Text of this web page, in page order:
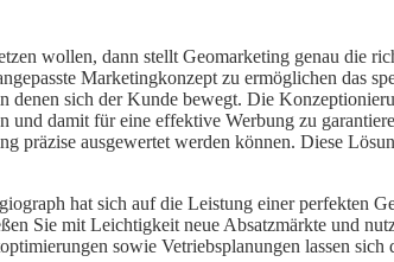
wollen, dann stellt Geomarketing genau die
Marketingkonzept zu ermöglichen das
denen sich der Kunde bewegt. Die
und damit für eine effektive Werbung zu
präzise ausgewertet werden können. Diese
hat sich auf die Leistung einer perfekten
Sie mit Leichtigkeit neue Absatzmärkte und
sowie Vetriebsplanungen lassen